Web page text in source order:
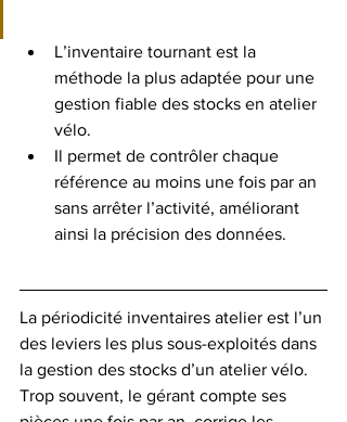
L’inventaire tournant est la
méthode la plus adaptée pour une
gestion fiable des stocks en atelier
vélo.
Il permet de contrôler chaque
référence au moins une fois par an
sans arrêter l’activité, améliorant
ainsi la précision des données.
La périodicité inventaires atelier est l’un
des leviers les plus sous-exploités dans
la gestion des stocks d’un atelier vélo.
Trop souvent, le gérant compte ses